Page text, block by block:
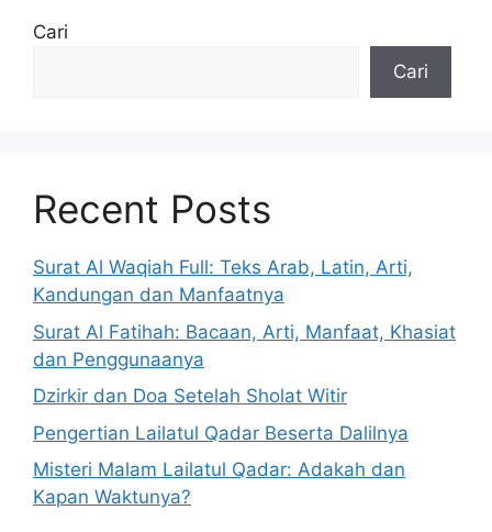
Cari
Cari
Recent Posts
Surat Al Waqiah Full: Teks Arab, Latin, Arti,
Kandungan dan Manfaatnya
Surat Al Fatihah: Bacaan, Arti, Manfaat, Khasiat
dan Penggunaanya
Dzirkir dan Doa Setelah Sholat Witir
Pengertian Lailatul Qadar Beserta Dalilnya
Misteri Malam Lailatul Qadar: Adakah dan
Kapan Waktunya?